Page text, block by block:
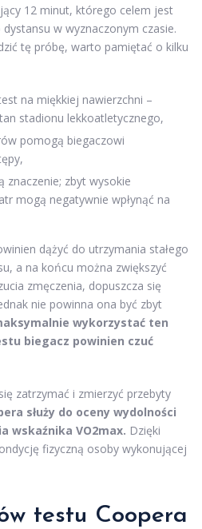
12 minut, którego celem jest
w wyznaczonym czasie.
tę próbę, warto pamiętać o kilku
na miękkiej nawierzchni –
stadionu lekkoatletycznego,
pomogą biegaczowi
zbyt wysokie
mogą negatywnie wpłynąć na
dążyć do utrzymania stałego
a na końcu można zwiększyć
zmęczenia, dopuszcza się
nie powinna ona być zbyt
wykorzystać ten
biegacz powinien czuć
zatrzymać i zmierzyć przebyty
służy do oceny wydolności
wskaźnika VO2max. Dzięki
fizyczną osoby wykonującej
testu Coopera